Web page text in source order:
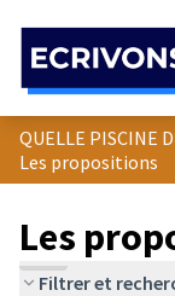
QUELLE PISCINE
Les propositions
Les
Filtrer et